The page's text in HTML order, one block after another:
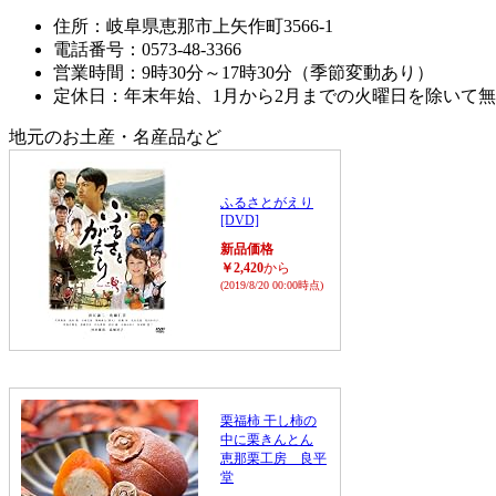
住所：岐阜県恵那市上矢作町3566-1
電話番号：0573-48-3366
営業時間：9時30分～17時30分（季節変動あり）
定休日：年末年始、1月から2月までの火曜日を除いて
地元のお土産・名産品など
ふるさとがえり
[DVD]
新品価格
￥2,420から
(2019/8/20 00:00時点)
栗福柿 干し柿の
中に栗きんとん
恵那栗工房 良平
堂